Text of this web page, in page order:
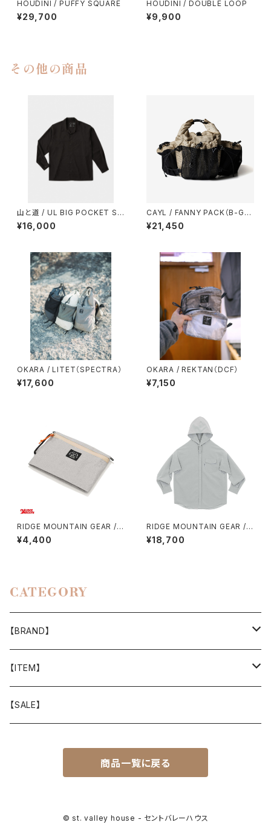
HOUDINI / PUFFY SQUARE
¥29,700
HOUDINI / DOUBLE LOOP
¥9,900
その他の商品
山と道 / UL BIG POCKET SH
IRTS（UNISEX）
¥16,000
CAYL / FANNY PACK（B-GRI
D）
¥21,450
OKARA / LITET（SPECTRA）
¥17,600
OKARA / REKTAN（DCF）
¥7,150
RIDGE MOUNTAIN GEAR /
TRAVEL POUCH PLUS（ULT
RA）
¥4,400
RIDGE MOUNTAIN GEAR /
HOODED LONG SLEEVE SH
IRT（WOMEN）2026
¥18,700
CATEGORY
【BRAND】
山と道
T-SHIRT
迷迭香
Akihiro Wood Works
【ITEM】
WEAR
【SALE】
商品一覧に戻る
© st. valley house - セントバレーハウス